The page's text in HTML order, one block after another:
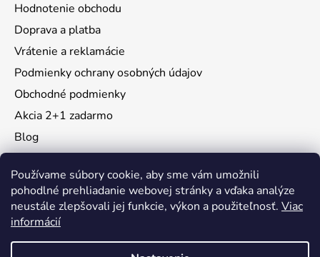
Používame súbory cookie, aby sme vám umožnili
pohodlné prehliadanie webovej stránky a vďaka analýze
neustále zlepšovali jej funkcie, výkon a použiteľnosť. Viac
informácií
Hodnotenie obchodu
Doprava a platba
Vrátenie a reklamácie
Podmienky ochrany osobných údajov
Obchodné podmienky
Akcia 2+1 zadarmo
Blog
Instagram